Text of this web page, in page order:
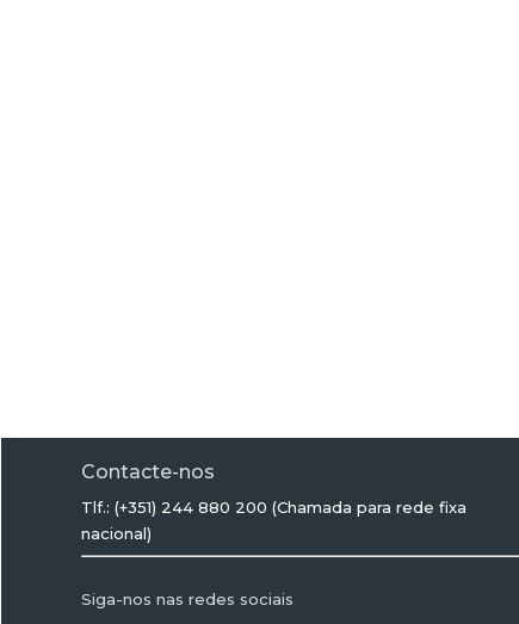
Contacte-nos
Tlf.: (+351) 244 880 200 (Chamada para rede fixa
nacional)
Siga-nos nas redes sociais